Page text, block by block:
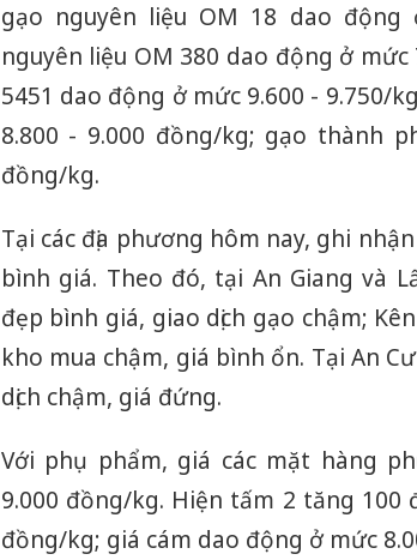
gạo nguyên liệu OM 18 dao động
nguyên liệu OM 380 dao động ở
5451 dao động ở mức 9.600 - 9.750/
8.800 - 9.000 đồng/kg; gạo thành
đồng/kg.
Tại các địa phương hôm nay, ghi
bình giá. Theo đó, tại An Giang và
đẹp bình giá, giao dịch gạo chậm;
kho mua chậm, giá bình ổn. Tại An
dịch chậm, giá đứng.
Với phụ phẩm, giá các mặt hàng
9.000 đồng/kg. Hiện tấm 2 tăng 100
đồng/kg; giá cám dao động ở mức